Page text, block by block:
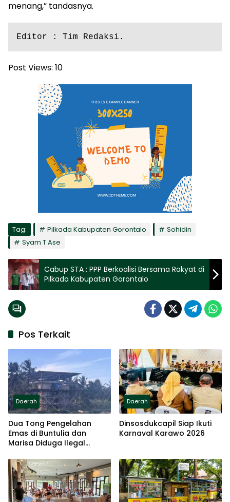
menang,” tandasnya.
Editor : Tim Redaksi.
Post Views: 10
Tag: Pilkada Kabupaten Gorontalo
Sohidin
Syam T Ase
Cabup STA : PPP Berkoalisi Bersama Rakyat di
Pilkada Kabupaten Gorontalo
Pos Terkait
Daerah
Dua Tong Pengelahan
Emas di Buntulia dan
Marisa Diduga Ilegal
terangan
Daerah
Dinsosdukcapil Siap Ikuti
Karnaval Karawo 2026